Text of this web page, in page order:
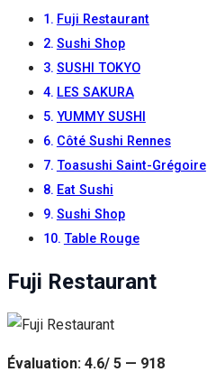
Fuji Restaurant
Sushi Shop
SUSHI TOKYO
LES SAKURA
YUMMY SUSHI
Côté Sushi Rennes
Toasushi Saint-Grégoire
Eat Sushi
Sushi Shop
Table Rouge
Fuji Restaurant
Évaluation: 4.6/ 5 — 918